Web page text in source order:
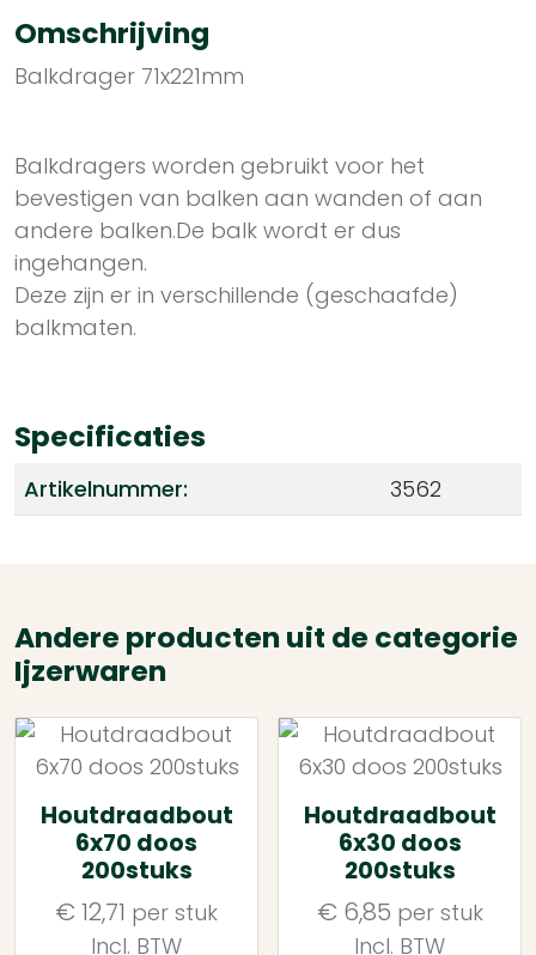
Omschrijving
Balkdrager 71x221mm
Balkdragers worden gebruikt voor het
bevestigen van balken aan wanden of aan
andere balken.De balk wordt er dus
ingehangen.
Deze zijn er in verschillende (geschaafde)
balkmaten.
Specificaties
Artikelnummer: 3562
Andere producten uit de categorie
Ijzerwaren
Houtdraadbout
6x70 doos
200stuks
€ 12,71 per stuk
Incl. BTW
Houtdraadbout
6x30 doos
200stuks
€ 6,85 per stuk
Incl. BTW